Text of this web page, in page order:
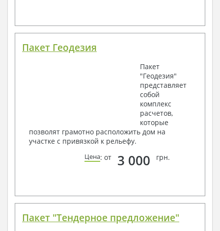
Пакет Геодезия
Пакет
"Геодезия"
представляет
собой
комплекс
расчетов,
которые
позволят грамотно расположить дом на
участке с привязкой к рельефу.
Цена: от 3 000 грн.
Пакет "Тендерное предложение"